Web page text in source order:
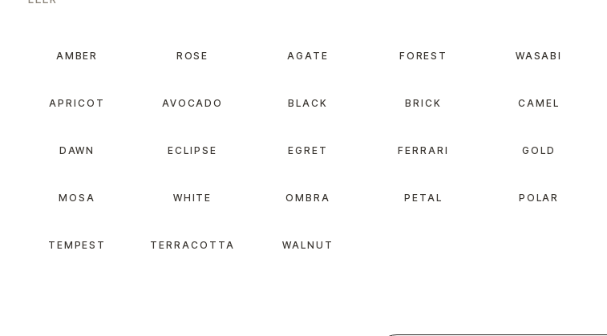
AMBER ROSE AGATE FOREST WASABI
APRICOT AVOCADO BLACK BRICK CAMEL
DAWN ECLIPSE EGRET FERRARI GOLD
MOSA WHITE OMBRA PETAL POLAR
TEMPEST TERRACOTTA WALNUT